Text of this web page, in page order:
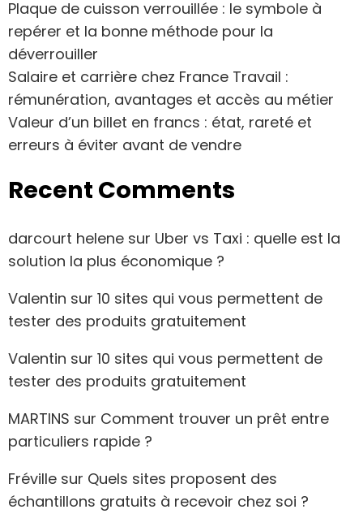
Plaque de cuisson verrouillée : le symbole à
repérer et la bonne méthode pour la
déverrouiller
Salaire et carrière chez France Travail :
rémunération, avantages et accès au métier
Valeur d’un billet en francs : état, rareté et
erreurs à éviter avant de vendre
Recent Comments
darcourt helene sur Uber vs Taxi : quelle est la
solution la plus économique ?
Valentin sur 10 sites qui vous permettent de
tester des produits gratuitement
Valentin sur 10 sites qui vous permettent de
tester des produits gratuitement
MARTINS sur Comment trouver un prêt entre
particuliers rapide ?
Fréville sur Quels sites proposent des
échantillons gratuits à recevoir chez soi ?